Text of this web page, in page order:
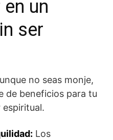
un
ser
no seas monje,
de beneficios para tu
Los